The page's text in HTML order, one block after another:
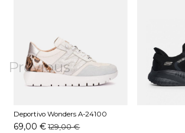
Previous
Deportivo Wonders A-24100
Blanco
69,00 € 129,00 €